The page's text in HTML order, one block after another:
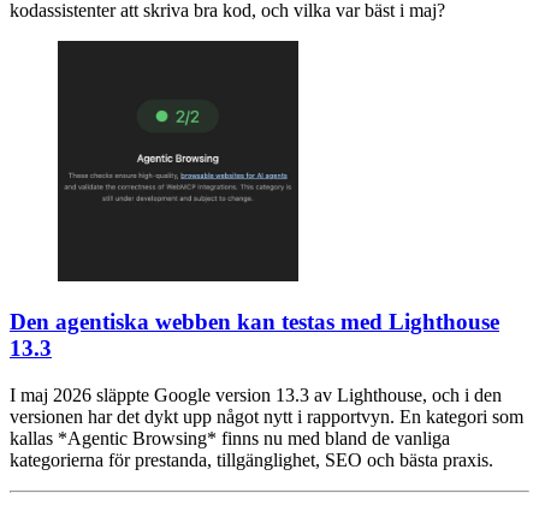
kodassistenter att skriva bra kod, och vilka var bäst i maj?
Den agentiska webben kan testas med Lighthouse
13.3
I maj 2026 släppte Google version 13.3 av Lighthouse, och i den
versionen har det dykt upp något nytt i rapportvyn. En kategori som
kallas *Agentic Browsing* finns nu med bland de vanliga
kategorierna för prestanda, tillgänglighet, SEO och bästa praxis.